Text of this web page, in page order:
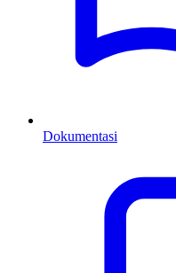
Dokumentasi